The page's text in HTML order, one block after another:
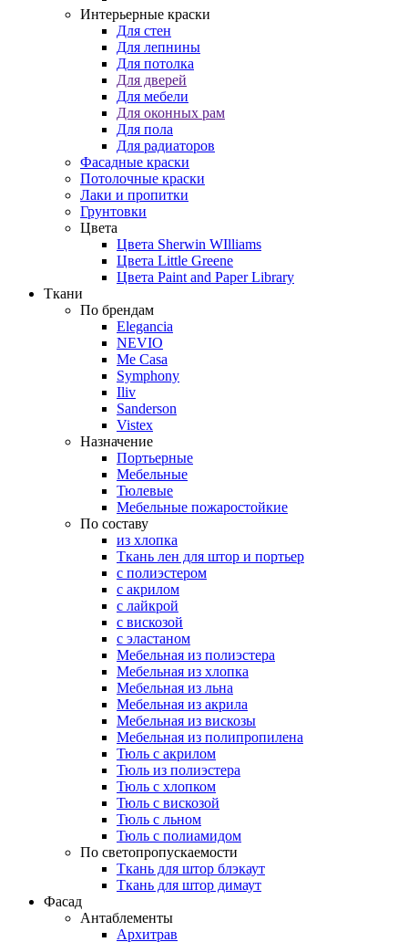
Интерьерные краски
Для стен
Для лепнины
Для потолка
Для дверей
Для мебели
Для оконных рам
Для пола
Для радиаторов
Фасадные краски
Потолочные краски
Лаки и пропитки
Грунтовки
Цвета
Цвета Sherwin WIlliams
Цвета Little Greene
Цвета Paint and Paper Library
Ткани
По брендам
Elegancia
NEVIO
Me Casa
Symphony
Iliv
Sanderson
Vistex
Назначение
Портьерные
Мебельные
Тюлевые
Мебельные пожаростойкие
По составу
из хлопка
Ткань лен для штор и портьер
с полиэстером
с акрилом
с лайкрой
с вискозой
с эластаном
Мебельная из полиэстера
Мебельная из хлопка
Мебельная из льна
Мебельная из акрила
Мебельная из вискозы
Мебельная из полипропилена
Тюль с акрилом
Тюль из полиэстера
Тюль с хлопком
Тюль с вискозой
Тюль с льном
Тюль с полиамидом
По светопропускаемости
Ткань для штор блэкаут
Ткань для штор димаут
Фасад
Антаблементы
Архитрав